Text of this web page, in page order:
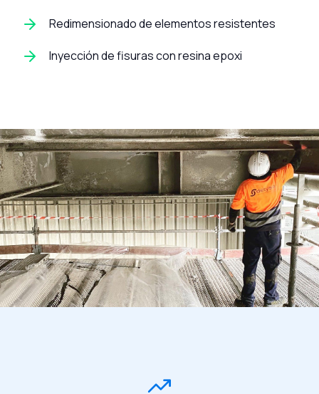
Redimensionado de elementos resistentes
Inyección de fisuras con resina epoxi